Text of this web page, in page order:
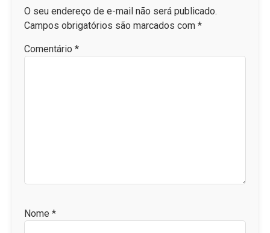
O seu endereço de e-mail não será publicado.
Campos obrigatórios são marcados com *
Comentário *
Nome *